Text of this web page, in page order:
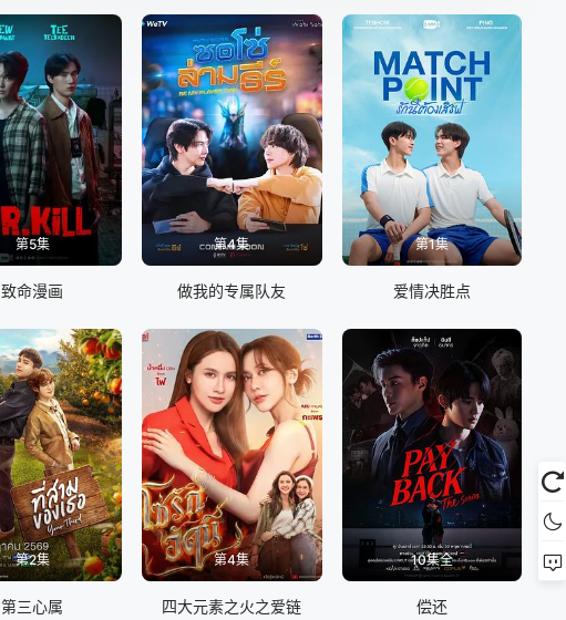
第5集
致命漫画
第4集
做我的专属队友
第1集
爱情决胜点
第2集
第三心属
第4集
四大元素之火之爱链
10集全
偿还